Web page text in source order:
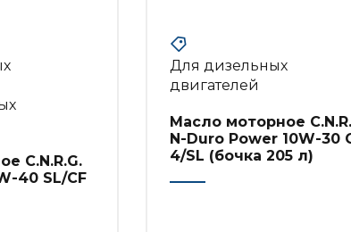
C.N.R.G.
40 SL/CF
Для дизельных
двигателей
Масло моторное
N-Duro Power 10W-30
4/SL (бочка 205 л)